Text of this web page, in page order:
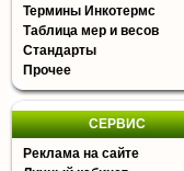
Термины Инкотермс
Таблица мер и весов
Стандарты
Прочее
СЕРВИС
Реклама на сайте